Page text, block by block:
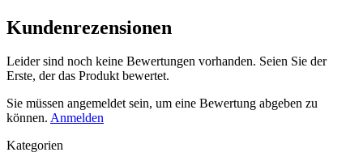
Kundenrezensionen
Leider sind noch keine Bewertungen vorhanden. Seien Sie der
Erste, der das Produkt bewertet.
Sie müssen angemeldet sein, um eine Bewertung abgeben zu
können. Anmelden
Kategorien